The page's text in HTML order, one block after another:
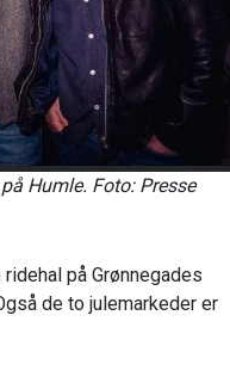
Humle. Foto: Presse
på Grønnegades
de to julemarkeder er